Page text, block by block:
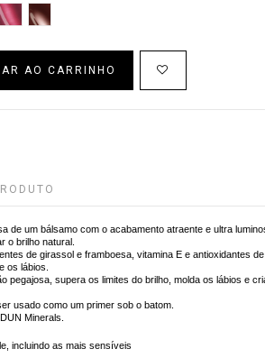
JasminaSandra
AO CARRINHO
de um bálsamo com o acabamento atraente e ultra
o brilho natural.
de girassol e framboesa, vitamina E e antioxidantes
os lábios.
pegajosa, supera os limites do brilho, molda os lábios e
usado como um primer sob o batom.
Minerals.
incluindo as mais sensíveis